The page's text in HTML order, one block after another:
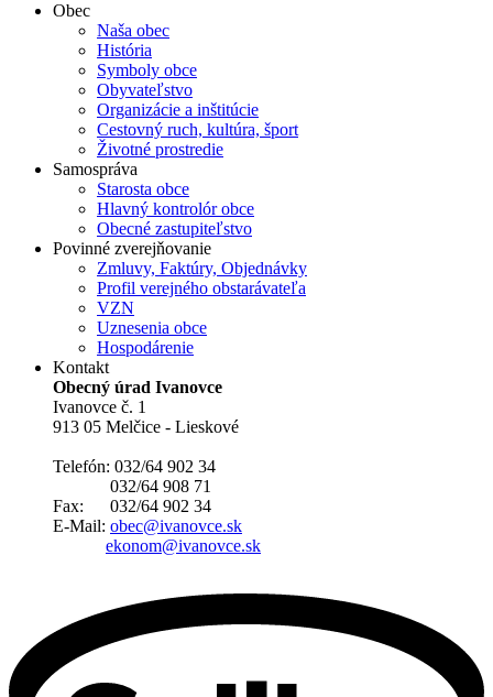
Obec
Naša obec
História
Symboly obce
Obyvateľstvo
Organizácie a inštitúcie
Cestovný ruch, kultúra, šport
Životné prostredie
Samospráva
Starosta obce
Hlavný kontrolór obce
Obecné zastupiteľstvo
Povinné zverejňovanie
Zmluvy, Faktúry, Objednávky
Profil verejného obstarávateľa
VZN
Uznesenia obce
Hospodárenie
Kontakt
Obecný úrad Ivanovce
Ivanovce č. 1
913 05 Melčice - Lieskové
Telefón: 032/64 902 34
032/64 908 71
Fax: 032/64 902 34
E-Mail: obec@ivanovce.sk
ekonom@ivanovce.sk